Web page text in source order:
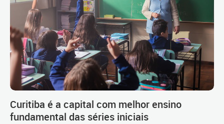
Curitiba é a capital com melhor ensino
fundamental das séries iniciais